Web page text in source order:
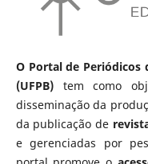
O Portal de Periódicos
(UFPB)tem como
disseminação da
da publicação de
e gerenciadas por